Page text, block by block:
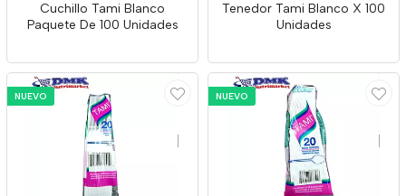
Cuchillo Tami Blanco
Paquete De 100 Unidades
Tenedor Tami Blanco X 100
Unidades
NUEVO NUEVO